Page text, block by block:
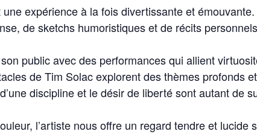
expérience à la fois divertissante et émouvante.
de sketchs humoristiques et de récits
public avec des performances qui allient
de Tim Solac explorent des thèmes profonds
discipline et le désir de liberté sont autant de
l’artiste nous offre un regard tendre et lucide